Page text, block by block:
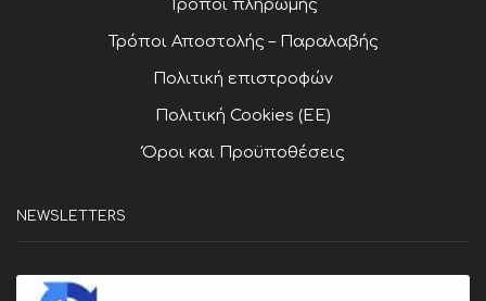
Τρόποι πληρωμής
Τρόποι Αποστολής – Παραλαβής
Πολιτική επιστροφών
Πολιτική Cookies (ΕΕ)
Όροι και Προϋποθέσεις
NEWSLETTERS